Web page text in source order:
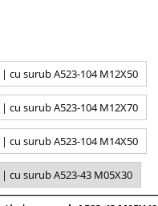
cu surub A523-104 M12X50
cu surub A523-104 M12X70
cu surub A523-104 M14X50
cu surub A523-43 M05X30